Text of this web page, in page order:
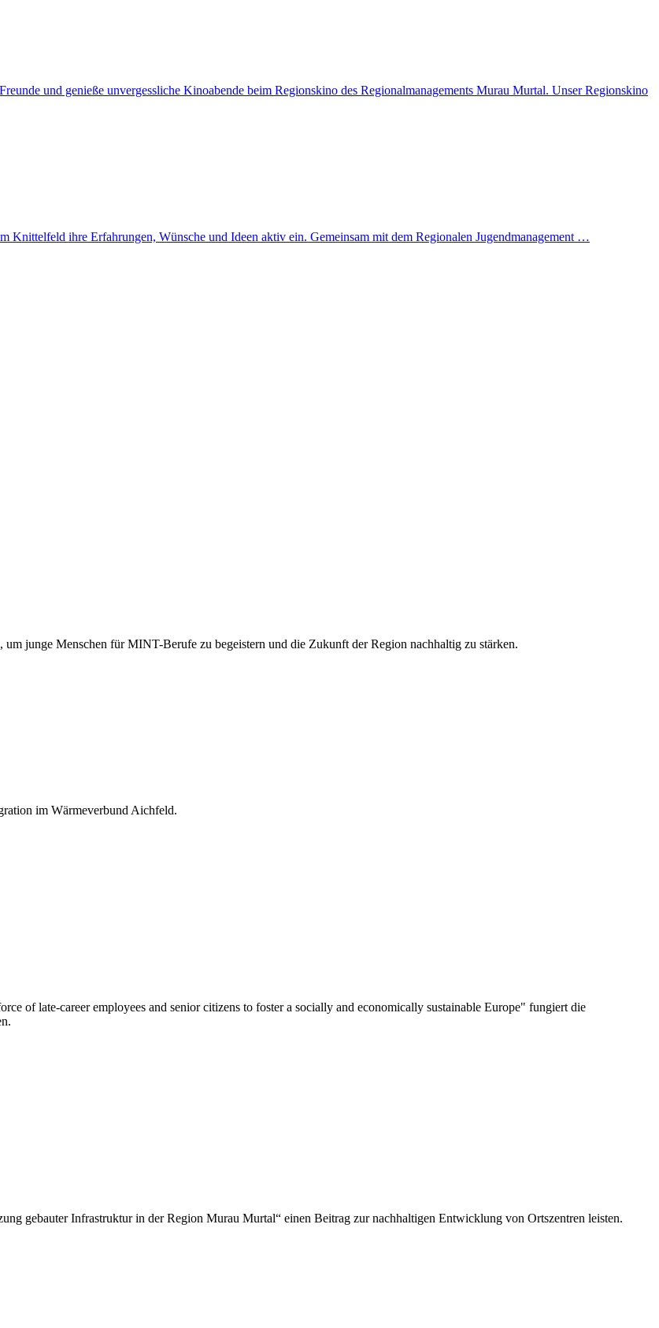
und genieße unvergessliche Kinoabende beim Regionskino des Regionalmanagements Murau Murtal. Unser Regionskino
Knittelfeld ihre Erfahrungen, Wünsche und Ideen aktiv ein. Gemeinsam mit dem Regionalen Jugendmanagement …
junge Menschen für MINT-Berufe zu begeistern und die Zukunft der Region nachhaltig zu stärken.
im Wärmeverbund Aichfeld.
of late-career employees and senior citizens to foster a socially and economically sustainable Europe" fungiert die
gebauter Infrastruktur in der Region Murau Murtal“ einen Beitrag zur nachhaltigen Entwicklung von Ortszentren leisten.